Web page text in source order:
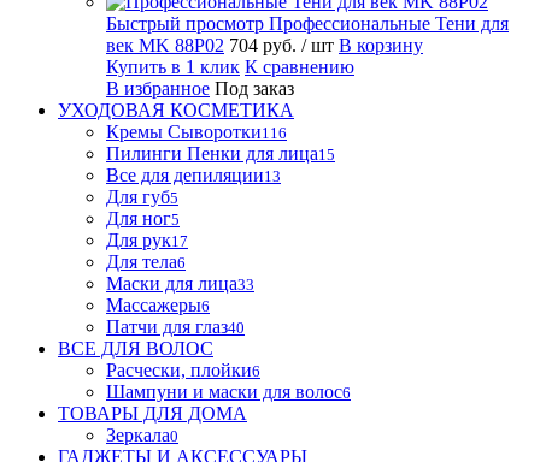
Быстрый просмотр Профессиональные Тени для
век MK 88P02 704 руб. / шт В корзину
Купить в 1 клик К сравнению
В избранное Под заказ
УХОДОВАЯ КОСМЕТИКА
Кремы Сыворотки116
Пилинги Пенки для лица15
Все для депиляции13
Для губ5
Для ног5
Для рук17
Для тела6
Маски для лица33
Массажеры6
Патчи для глаз40
ВСЕ ДЛЯ ВОЛОС
Расчески, плойки6
Шампуни и маски для волос6
ТОВАРЫ ДЛЯ ДОМА
Зеркала0
ГАДЖЕТЫ И АКСЕССУАРЫ